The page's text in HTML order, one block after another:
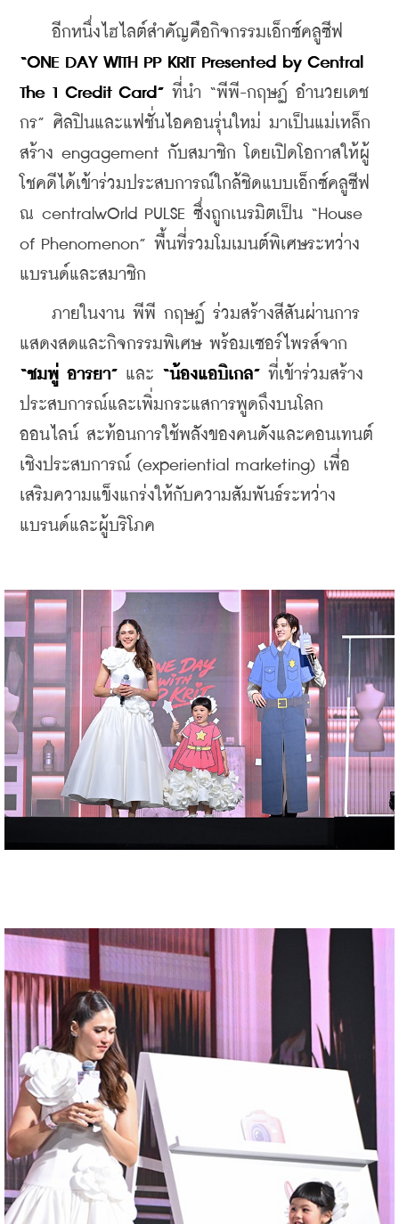
“ONE DAY WITH PP KRIT Presented by Central
The 1 Credit Card” ที่นำ “พีพี-กฤษฏ์ อำนวยเดช
กร” ศิลปินและแฟชั่นไอคอนรุ่นใหม่ มาเป็นแม่เหล็ก
สร้าง engagement กับสมาชิก โดยเปิดโอกาสให้ผู้
โชคดีได้เข้าร่วมประสบการณ์ใกล้ชิดแบบเอ็กซ์คลูซีฟ
ณ centralwOrld PULSE ซึ่งถูกเนรมิตเป็น “House
of Phenomenon” พื้นที่รวมโมเมนต์พิเศษระหว่าง
แบรนด์และสมาชิก
ภายในงาน พีพี กฤษฏ์ ร่วมสร้างสีสันผ่านการ
“ชมพู่ อารยา” และ “น้องแอบิเกล” ที่เข้าร่วมสร้าง
ประสบการณ์และเพิ่มกระแสการพูดถึงบนโลก
ออนไลน์ สะท้อนการใช้พลังของคนดังและคอนเทนต์
เชิงประสบการณ์ (experiential marketing) เพื่อ
เสริมความแข็งแกร่งให้กับความสัมพันธ์ระหว่าง
แบรนด์และผู้บริโภค